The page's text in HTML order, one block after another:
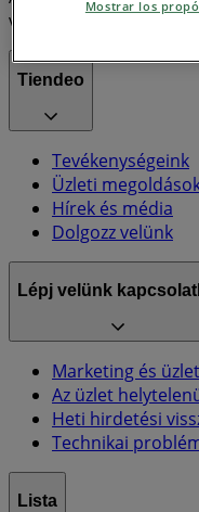
világszerte
Tiendeo
Tevékenységeink
Üzleti
Hírek és média
Dolgozz velünk
Lépj velünk
Marketing és
Az üzlet
Heti hirdetési
Technikai
Lista
Mostrar los